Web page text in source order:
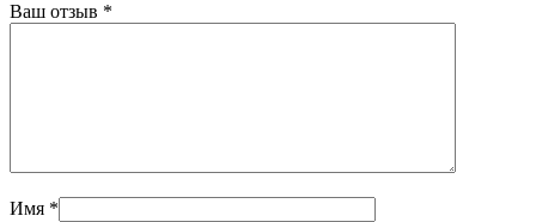
Ваш отзыв *
Имя *